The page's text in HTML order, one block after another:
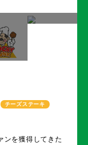
チーズステーキ
ンを獲得してきた